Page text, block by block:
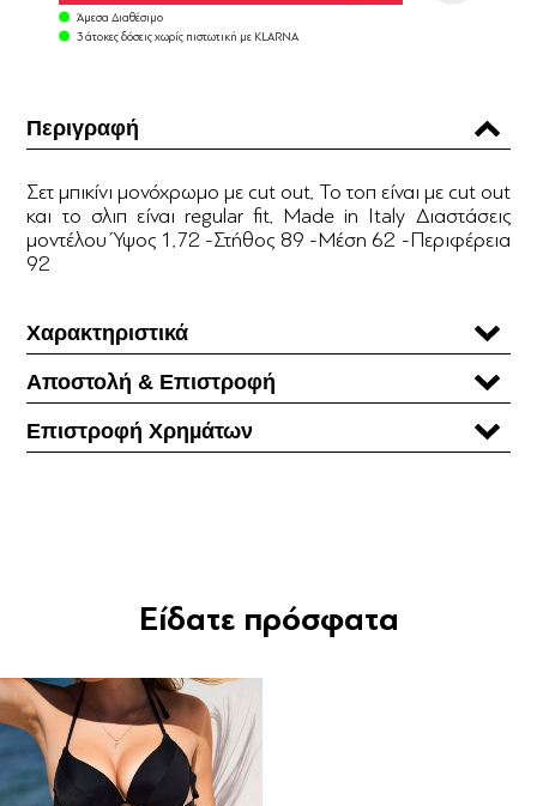
Άμεσα Διαθέσιμο
3 άτοκες δόσεις χωρίς πιστωτική με KLARNA
Περιγραφή
Σετ μπικίνι μονόχρωμο με cut out. Το τοπ είναι με cut out
και το σλιπ είναι regular fit. Made in Italy Διαστάσεις
μοντέλου Ύψος 1.72 -Στήθος 89 -Μέση 62 -Περιφέρεια
92
Χαρακτηριστικά
Αποστολή & Επιστροφή
Επιστροφή Χρηµάτων
Είδατε πρόσφατα